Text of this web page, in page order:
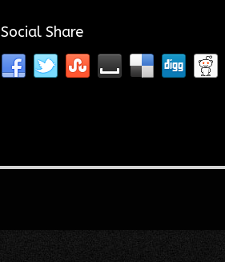
Social Share